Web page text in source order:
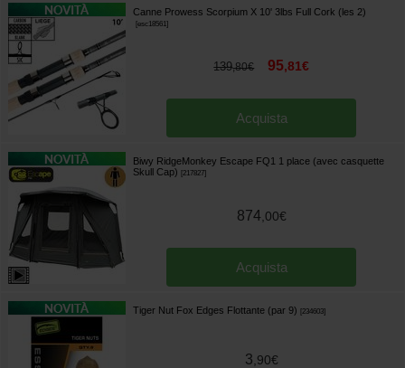
Canne Prowess Scorpium X 10' 3lbs Full Cork (les 2)
[esc18561]
139,80€ 95,81€
Acquista
Biwy RidgeMonkey Escape FQ1 1 place (avec casquette
Skull Cap)
217827]
874 00€
Acquista
Tiger Nut Fox Edges Flottante (par 9) 234603]
3 90€